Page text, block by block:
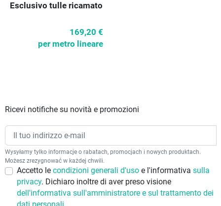
Esclusivo tulle ricamato
169,20 €
per metro lineare
Ricevi notifiche su novità e promozioni
Wysyłamy tylko informacje o rabatach, promocjach i nowych produktach.
Możesz zrezygnować w każdej chwili.
Accetto le condizioni generali d'uso e l'informativa sulla
privacy. Dichiaro inoltre di aver preso visione
dell'informativa sull'amministratore e sul trattamento dei